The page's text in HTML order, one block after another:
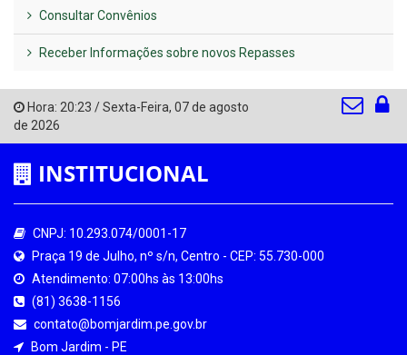
Consultar Convênios
Receber Informações sobre novos Repasses
Hora: 20:23 /Sexta-Feira, 07 de agosto
de 2026
INSTITUCIONAL
CNPJ: 10.293.074/0001-17
Praça 19 de Julho, nº s/n, Centro - CEP: 55.730-000
Atendimento: 07:00hs às 13:00hs
(81) 3638-1156
contato@bomjardim.pe.gov.br
Bom Jardim - PE